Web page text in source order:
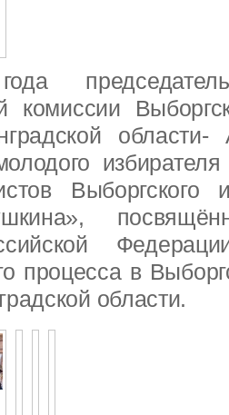
комиссии
Выборгского
процесса в
области.